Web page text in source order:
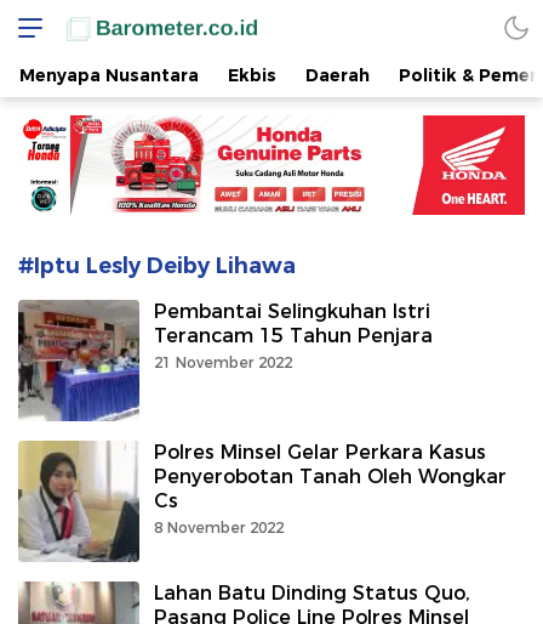
www.barometer.co.id
Berita Terkini di Sulawesi Utara
Menyapa Nusantara Ekbis Daerah Politik &
#Iptu Lesly Deiby Lihawa
Pembantai Selingkuhan Istri
Terancam 15 Tahun Penjara
21 November 2022
Polres Minsel Gelar Perkara Kasus
Penyerobotan Tanah Oleh Wongkar
Cs
8 November 2022
Lahan Batu Dinding Status Quo,
Pasang Police Line Polres Minsel